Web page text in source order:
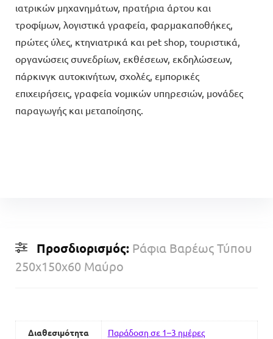
ιατρικών μηχανημάτων, πρατήρια άρτου και
τροφίμων, λογιστικά γραφεία, φαρμακαποθήκες,
πρώτες ύλες, κτηνιατρικά και pet shop, τουριστικά,
οργανώσεις συνεδρίων, εκθέσεων, εκδηλώσεων,
πάρκινγκ αυτοκινήτων, σχολές, εμπορικές
επιχειρήσεις, γραφεία νομικών υπηρεσιών, μονάδες
παραγωγής και μεταποίησης.
Προσδιορισμός: Ράφια Βαρέως Τύπου
250x150x60 Μαύρο
Διαθεσιμότητα Παράδοση σε 1–3 ημέρες